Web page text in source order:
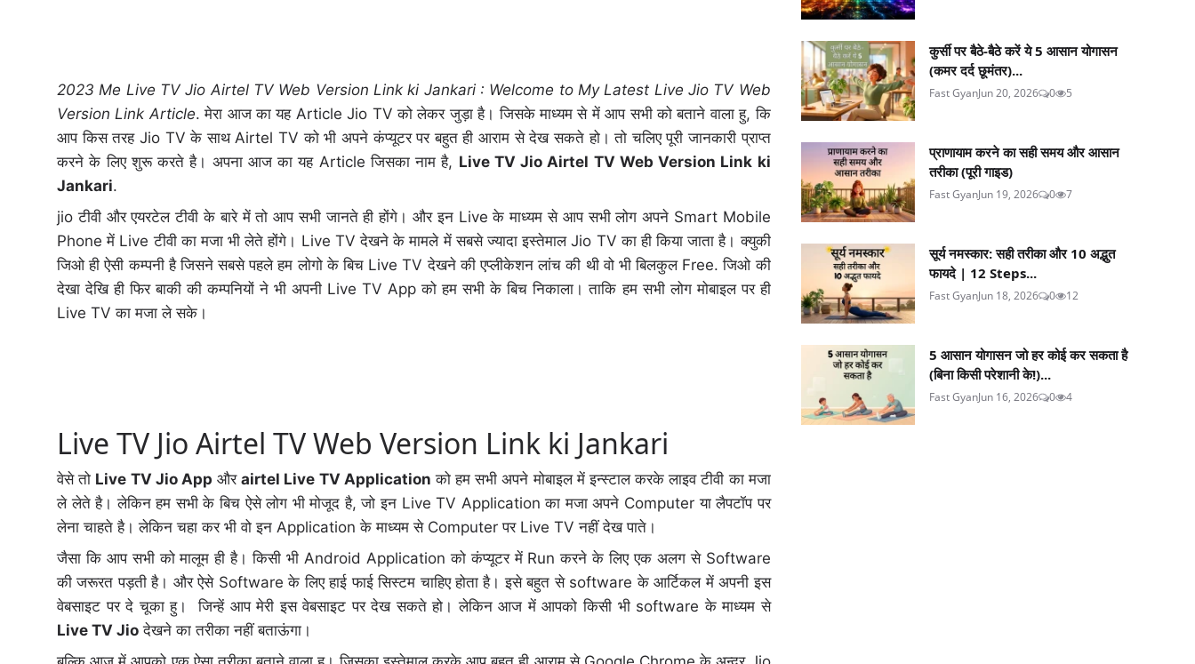
2023 Me Live TV Jio Airtel TV Web Version Link ki Jankari : Welcome to My Latest Live Jio TV Web
Version Link Article. मेरा आज का यह Article Jio TV को लेकर जुड़ा है। जिसके माध्यम से में आप सभी को बताने वाला हु, कि
आप किस तरह Jio TV के साथ Airtel TV को भी अपने कंप्यूटर पर बहुत ही आराम से देख सकते हो। तो चलिए पूरी जानकारी प्राप्त
करने के लिए शुरू करते है। अपना आज का यह Article जिसका नाम है, Live TV Jio Airtel TV Web Version Link ki
Jankari.
jio टीवी और एयरटेल टीवी के बारे में तो आप सभी जानते ही होंगे। और इन Live के माध्यम से आप सभी लोग अपने Smart Mobile
Phone में Live टीवी का मजा भी लेते होंगे। Live TV देखने के मामले में सबसे ज्यादा इस्तेमाल Jio TV का ही किया जाता है। क्युकी
जिओ ही ऐसी कम्पनी है जिसने सबसे पहले हम लोगो के बिच Live TV देखने की एप्लीकेशन लांच की थी वो भी बिलकुल Free. जिओ की
देखा देखि ही फिर बाकी की कम्पनियों ने भी अपनी Live TV App को हम सभी के बिच निकाला। ताकि हम सभी लोग मोबाइल पर ही
Live TV का मजा ले सके।
Live TV Jio Airtel TV Web Version Link ki Jankari
वेसे तो Live TV Jio App औरairtel Live TV Application को हम सभी अपने मोबाइल में इन्स्टाल करके लाइव टीवी का मजा
ले लेते है। लेकिन हम सभी के बिच ऐसे लोग भी मोजूद है, जो इन Live TV Application का मजा अपने Computer या लैपटॉप पर
लेना चाहते है। लेकिन चहा कर भी वो इन Application के माध्यम से Computer पर Live TV नहीं देख पाते।
जैसा कि आप सभी को मालूम ही है। किसी भी Android Application को कंप्यूटर में Run करने के लिए एक अलग से Software
की जरूरत पड़ती है। और ऐसे Software के लिए हाई फाई सिस्टम चाहिए होता है। इसे बहुत से software के आर्टिकल में अपनी इस
वेबसाइट पर दे चूका हु। जिन्हें आप मेरी इस वेबसाइट पर देख सकते हो। लेकिन आज में आपको किसी भी software के माध्यम से
Live TV Jio देखने का तरीका नहीं बताऊंगा।
कुर्सी पर बैठे-बैठे करें ये 5 आसान योगासन
(कमर दर्द छूमंतर)...
Fast GyanJun 20, 2026 0 5
प्राणायाम करने का सही समय और आसान
तरीका (पूरी गाइड)
Fast GyanJun 19, 2026 0 7
सूर्य नमस्कार: सही तरीका और 10 अद्भुत
फायदे | 12 Steps...
Fast GyanJun 18, 2026 0 12
5 आसान योगासन जो हर कोई कर सकता है
(बिना किसी परेशानी के!)...
Fast GyanJun 16, 2026 0 4